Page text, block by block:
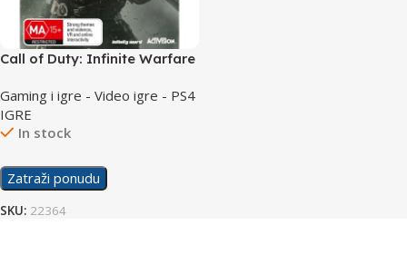
Call of Duty: Infinite Warfare
Gaming i igre - Video igre - PS4
IGRE
In stock
Zatraži ponudu
SKU: 22364